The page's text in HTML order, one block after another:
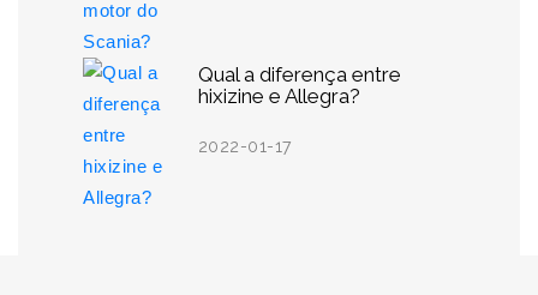
Qual a diferença entre
hixizine e Allegra?
2022-01-17